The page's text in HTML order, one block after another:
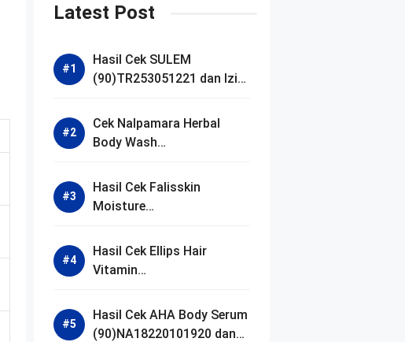
Latest Post
Hasil Cek SULEM
(90)TR253051221 dan Izin
Cek Nalpamara Herbal
Body Wash
Izin Bpom
Hasil Cek Falisskin
Moisture
Izin BPOM
Hasil Cek Ellips Hair
Vitamin
Izin BPOM
Hasil Cek AHA Body Serum
(90)NA18220101920 dan